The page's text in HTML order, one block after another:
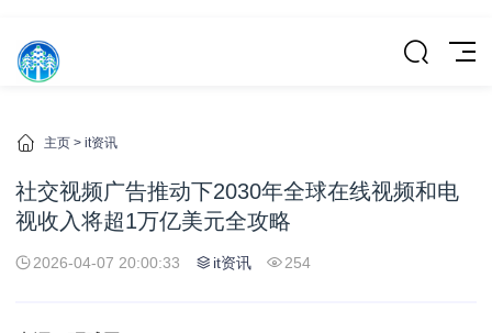
主页 > it资讯
社交视频广告推动下2030年全球在线视频和电
视收入将超1万亿美元全攻略
2026-04-07 20:00:33 it资讯 254